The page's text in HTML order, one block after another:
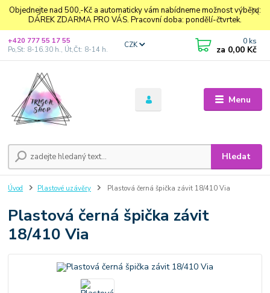
Objednejte nad 500,-Kč a automaticky vám nabídneme možnost výběru:
DÁREK ZDARMA PRO VÁS. Pracovní doba: pondělí-čtvrtek.
Menu
CZK
Hledat
+420 777 55 17 55
Po,St: 8-16.30 h., Út,Čt: 8-14 h.
0 ks
za 0,00 Kč
Úvod Plastové uzávěry Plastová černá špička závit 18/410 Via
Plastová černá špička závit
18/410 Via